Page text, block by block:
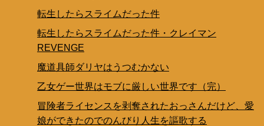
転生したらスライムだった件
転生したらスライムだった件・クレイマン
REVENGE
魔道具師ダリヤはうつむかない
乙女ゲー世界はモブに厳しい世界です（完）
冒険者ライセンスを剥奪されたおっさんだけど、愛
娘ができたのでのんびり人生を謳歌する